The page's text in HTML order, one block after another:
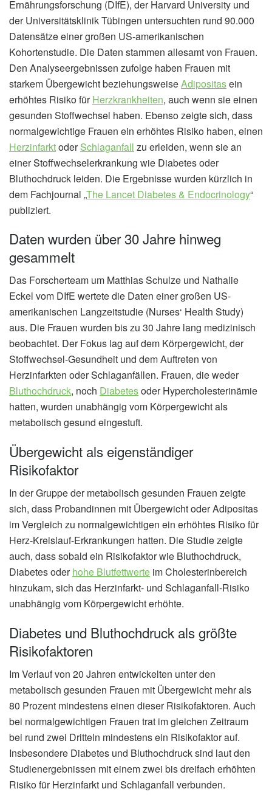
Ernährungsforschung (DIfE), der Harvard University und
der Universitätsklinik Tübingen untersuchten rund 90.000
Datensätze einer großen US-amerikanischen
Kohortenstudie. Die Daten stammen allesamt von Frauen.
Den Analyseergebnissen zufolge haben Frauen mit
starkem Übergewicht beziehungsweiseAdipositasein
erhöhtes Risiko fürHerzkrankheiten, auch wenn sie einen
gesunden Stoffwechsel haben. Ebenso zeigte sich, dass
normalgewichtige Frauen ein erhöhtes Risiko haben, einen
HerzinfarktoderSchlaganfall zu erleiden, wenn sie an
einer Stoffwechselerkrankung wie Diabetes oder
Bluthochdruck leiden. Die Ergebnisse wurden kürzlich in
dem Fachjournal „The Lancet Diabetes & Endocrinology“
publiziert.
Daten wurden über 30 Jahre hinweg
gesammelt
Das Forscherteam um Matthias Schulze und Nathalie
Eckel vom DIfE wertete die Daten einer großen US-
amerikanischen Langzeitstudie (Nurses‘ Health Study)
aus. Die Frauen wurden bis zu 30 Jahre lang medizinisch
beobachtet. Der Fokus lag auf dem Körpergewicht, der
Stoffwechsel-Gesundheit und dem Auftreten von
Herzinfarkten oder Schlaganfällen. Frauen, die weder
Bluthochdruck, noch Diabetesoder Hypercholesterinämie
hatten, wurden unabhängig vom Körpergewicht als
metabolisch gesund eingestuft.
Übergewicht als eigenständiger
Risikofaktor
In der Gruppe der metabolisch gesunden Frauen zeigte
sich, dass Probandinnen mit Übergewicht oder Adipositas
im Vergleich zu normalgewichtigen ein erhöhtes Risiko für
Herz-Kreislauf-Erkrankungen hatten. Die Studie zeigte
auch, dass sobald ein Risikofaktor wie Bluthochdruck,
Diabetes oderhohe Blutfettwerte im Cholesterinbereich
hinzukam, sich das Herzinfarkt- und Schlaganfall-Risiko
unabhängig vom Körpergewicht erhöhte.
Diabetes und Bluthochdruck als größte
Risikofaktoren
Im Verlauf von 20 Jahren entwickelten unter den
metabolisch gesunden Frauen mit Übergewicht mehr als
80 Prozent mindestens einen dieser Risikofaktoren. Auch
bei normalgewichtigen Frauen trat im gleichen Zeitraum
bei rund zwei Dritteln mindestens ein Risikofaktor auf.
Insbesondere Diabetes und Bluthochdruck sind laut den
Studienergebnissen mit einem zwei bis dreifach erhöhten
Risiko für Herzinfarkt und Schlaganfall verbunden.